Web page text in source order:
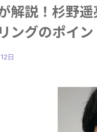
解説！杉野
ングのポイン
日